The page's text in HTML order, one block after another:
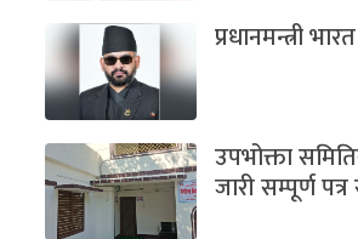
प्रधानमन्त्री
उपभोक्ता
जारी सम्पूर्ण पत्र